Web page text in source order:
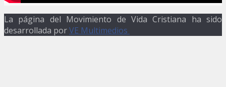
La página del Movimiento de Vida Cristiana ha sido
desarrollada porVE Multimedios